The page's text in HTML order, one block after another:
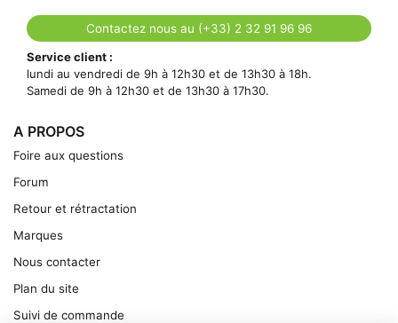
Contactez nous au (+33) 2 32 91 96 96
Service client :
lundi au vendredi de 9h à 12h30 et de 13h30 à 18h.
Samedi de 9h à 12h30 et de 13h30 à 17h30.
A PROPOS
Foire aux questions
Forum
Retour et rétractation
Marques
Nous contacter
Plan du site
Suivi de commande